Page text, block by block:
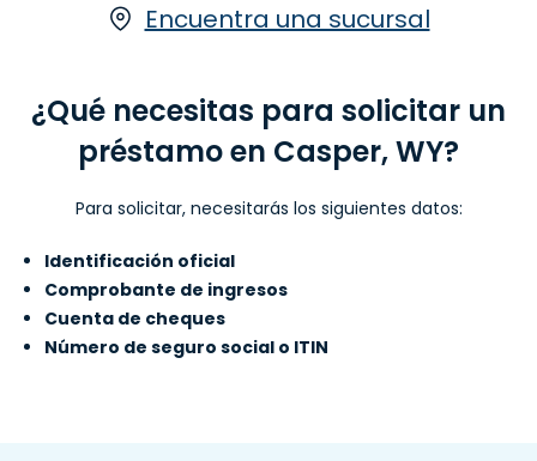
para más detalles sobre Préstamos
Día de Pago
Encuentra una sucursal
¿Qué necesitas para solicitar un
préstamo en Casper, WY?
Para solicitar, necesitarás los siguientes datos:
Identificación oficial
Comprobante de ingresos
Cuenta de cheques
Número de seguro social o ITIN